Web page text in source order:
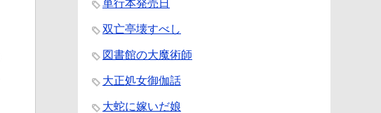
単行本発売日
双亡亭壊すべし
図書館の大魔術師
大正処女御伽話
大蛇に嫁いだ娘